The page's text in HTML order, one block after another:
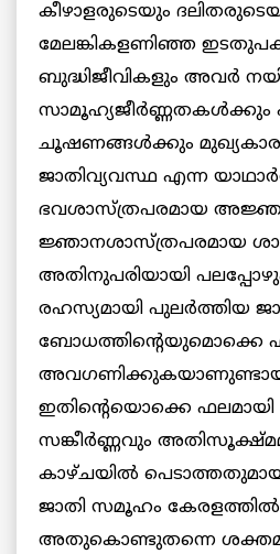
കീഴാളരുടെയും
മേലങ്കികളണിഞ്ഞ
ബുദ്ധിജീവികളും അവര്‍
സാമൂഹ്യജീര്‍ണ്ണതകള്‍ക്കും
ചൂഷണങ്ങള്‍ക്കും
ജാതിവ്യവസ്ഥ എന്ന
ഭവശാസ്ത്രപരമായ
ജ്ഞാനശാസ്ത്രപരമായ
അതിനുപരിയായി
രഹസ്യമായി പുലര്‍ത്തിയ
ബോധത്തിന്റെയുമൊക്കെ
ഇതിന്റെയൊക്കെ ഫലമായി
സങ്കീര്‍ണ്ണവും
കാഴ്ചയില്‍
ജാതി സമൂഹം
അതുകൊണ്ടുതന്നെ